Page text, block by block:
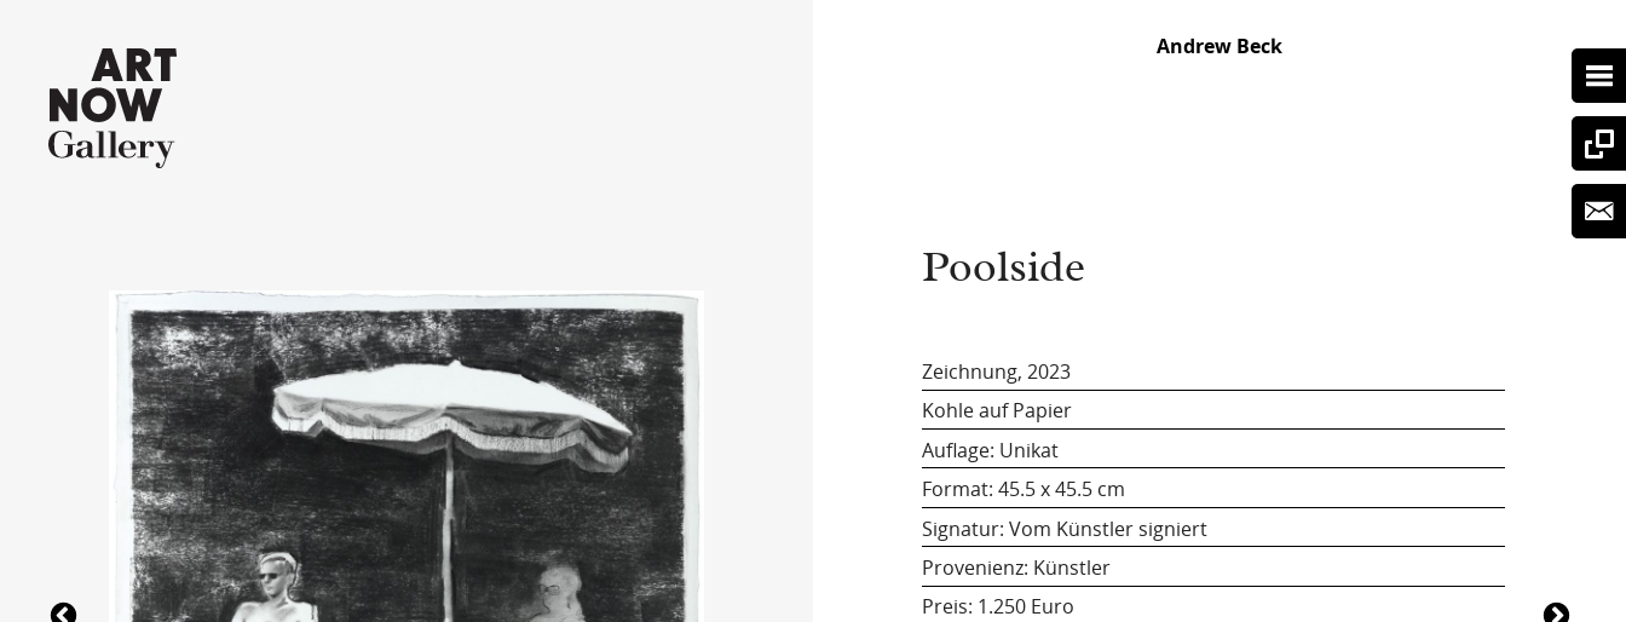
Andrew Beck
Poolside
Zeichnung, 2023
Kohle auf Papier
Auflage: Unikat
Format: 45.5 x 45.5 cm
Signatur: Vom Künstler signiert
Provenienz: Künstler
Preis: 1.250 Euro